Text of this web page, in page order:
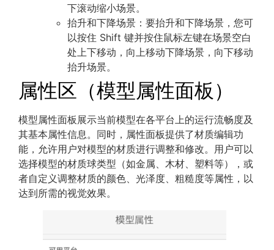
下滚动缩小场景。
抬升和下降场景：要抬升和下降场景，您可
以按住 Shift 键并按住鼠标左键在场景空白
处上下移动，向上移动下降场景，向下移动
抬升场景。
属性区（模型属性面板）
模型属性面板展示当前模型在各平台上的运行流畅度及
其基本属性信息。同时，属性面板提供了材质编辑功
能，允许用户对模型的材质进行调整和修改。用户可以
选择模型的材质球类型（如金属、木材、塑料等），或
者自定义调整材质的颜色、光泽度、粗糙度等属性，以
达到所需的视觉效果。